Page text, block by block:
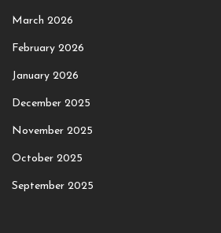
March 2026
February 2026
January 2026
December 2025
November 2025
October 2025
September 2025